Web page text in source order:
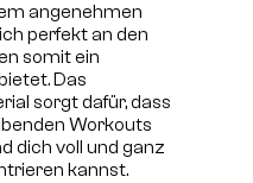
angenehmen
perfekt an den
somit ein
Das
sorgt dafür, dass
Workouts
dich voll und ganz
kannst.